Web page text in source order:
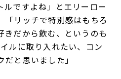
ルですよね」とエリーロー
「リッチで特別感はもちろ
きだから飲む、というのも
ルに取り入れたい、コン
と思いました」